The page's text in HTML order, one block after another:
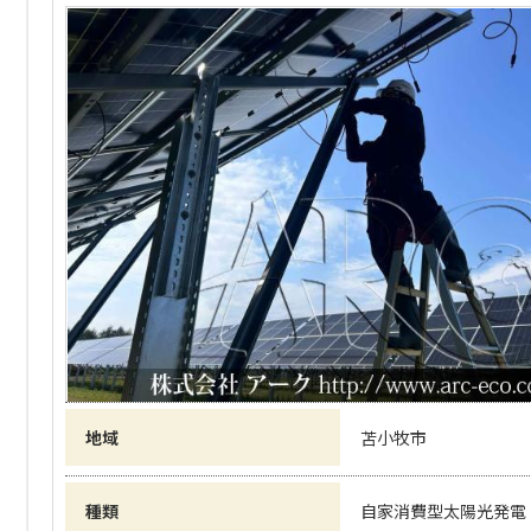
地域 苫小牧市
種類 自家消費型太陽光発電